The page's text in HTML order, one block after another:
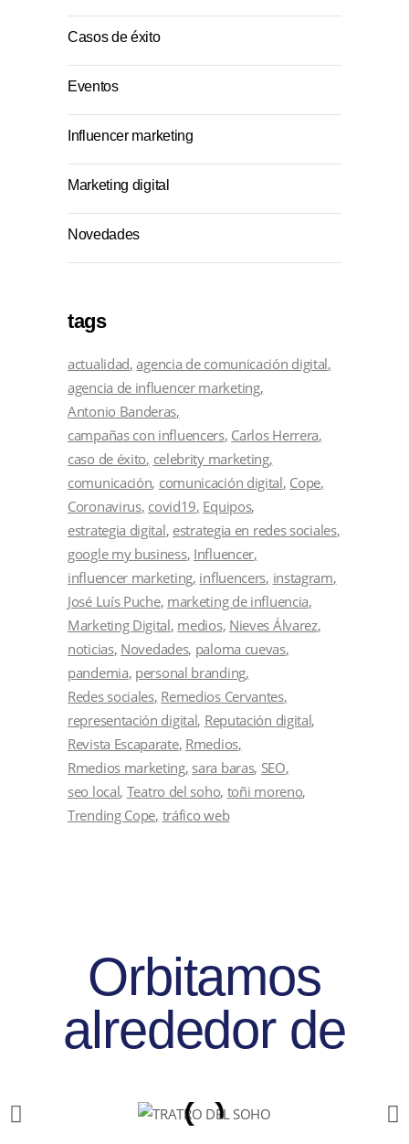
Casos de éxito
Eventos
Influencer marketing
Marketing digital
Novedades
tags
actualidad agencia de comunicación digital
agencia de influencer marketing
Antonio Banderas
campañas con influencers Carlos Herrera
caso de éxito celebrity marketing
comunicación comunicación digital Cope
Coronavirus covid19 Equipos
estrategia digital estrategia en redes sociales
google my business Influencer
influencer marketing influencers instagram
José Luís Puche marketing de influencia
Marketing Digital medios Nieves Álvarez
noticias Novedades paloma cuevas
pandemia personal branding
Redes sociales Remedios Cervantes
representación digital Reputación digital
Revista Escaparate Rmedios
Rmedios marketing sara baras SEO
seo local Teatro del soho toñi moreno
Trending Cope tráfico web
Orbitamos
alrededor de